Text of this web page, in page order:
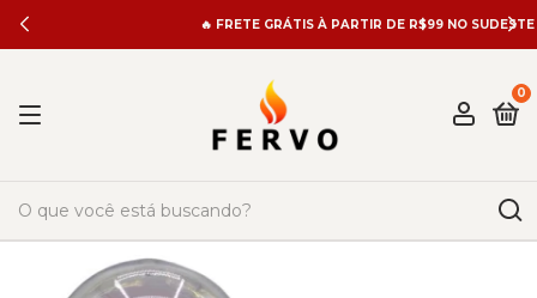
🔥 FRETE GRÁTIS À PARTIR DE R$99 NO SUDESTE 🔥
0